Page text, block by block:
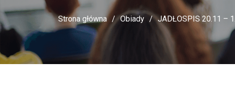
Strona główna Obiady JADŁOSPIS 20.11 –